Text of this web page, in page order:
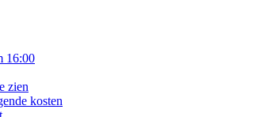
16:00
zien
kosten